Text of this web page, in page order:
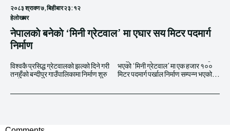
२०८३ श्रावण ७, बिहीबार २३:१२
हेलाेखबर
नेपालकाे बनेकाे ‘मिनी ग्रेटवाल’ मा एघार सय मिटर पदमार्ग
निर्माण
विश्वकै प्रसिद्ध ग्रेटवालको झल्को दिने गरी
तनहुँको बन्दीपुर गाउँपालिकामा निर्माण शुरु
भएको ‘मिनी ग्रेटवाल’ मा एक हजार १००
मिटर पदमार्ग पर्खाल निर्माण सम्पन्न भएको...